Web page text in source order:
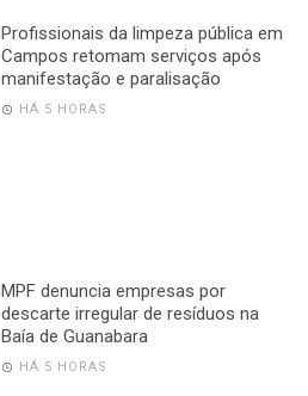
Profissionais da limpeza pública em
Campos retomam serviços após
manifestação e paralisação
HÁ 5 HORAS
MPF denuncia empresas por
descarte irregular de resíduos na
Baía de Guanabara
HÁ 5 HORAS